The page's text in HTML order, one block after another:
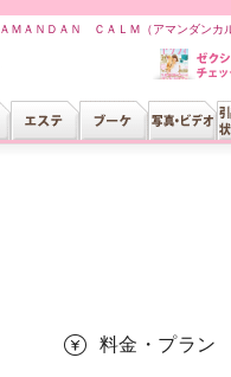
ＡＭＡＮＤＡＮ ＣＡＬＭ（アマンダンカ
料金・プラン